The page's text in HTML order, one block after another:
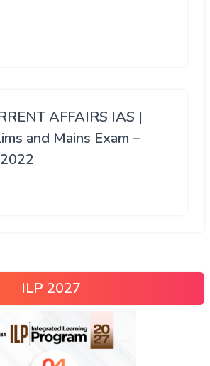
AFFAIRS IAS |
and Mains Exam –
ILP 2027